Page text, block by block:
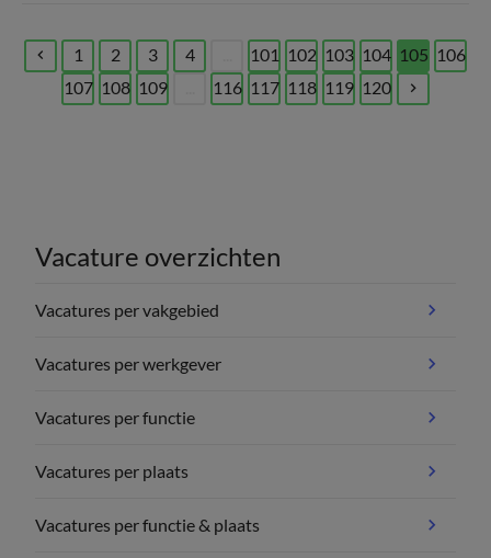
1 2 3 4 101 102 103 104 105
(current)
106
107 108 109 116 117 118 119 120
Vacature overzichten
Vacatures per vakgebied
Vacatures per werkgever
Vacatures per functie
Vacatures per plaats
Vacatures per functie & plaats